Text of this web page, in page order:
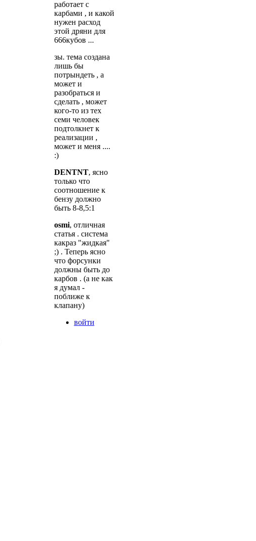
работает с
карбами , и какой
нужен расход
этой дряни для
666кубов ...
зы. тема создана
лишь бы
потрындеть , а
может и
разобраться и
сделать , может
кого-то из тех
семи человек
подтолкнет к
реализации ,
может и меня ....
:)
DENTNT, ясно
только что
соотношение к
бензу должно
быть 8-8,5:1
osmi, отличная
статья . система
какраз "жидкая"
;) . Теперь ясно
что форсунки
должны быть до
карбов . (а не как
я думал -
поближе к
клапану)
войти